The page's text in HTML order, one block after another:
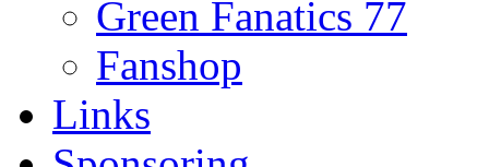
Green Fanatics 77
Fanshop
Links